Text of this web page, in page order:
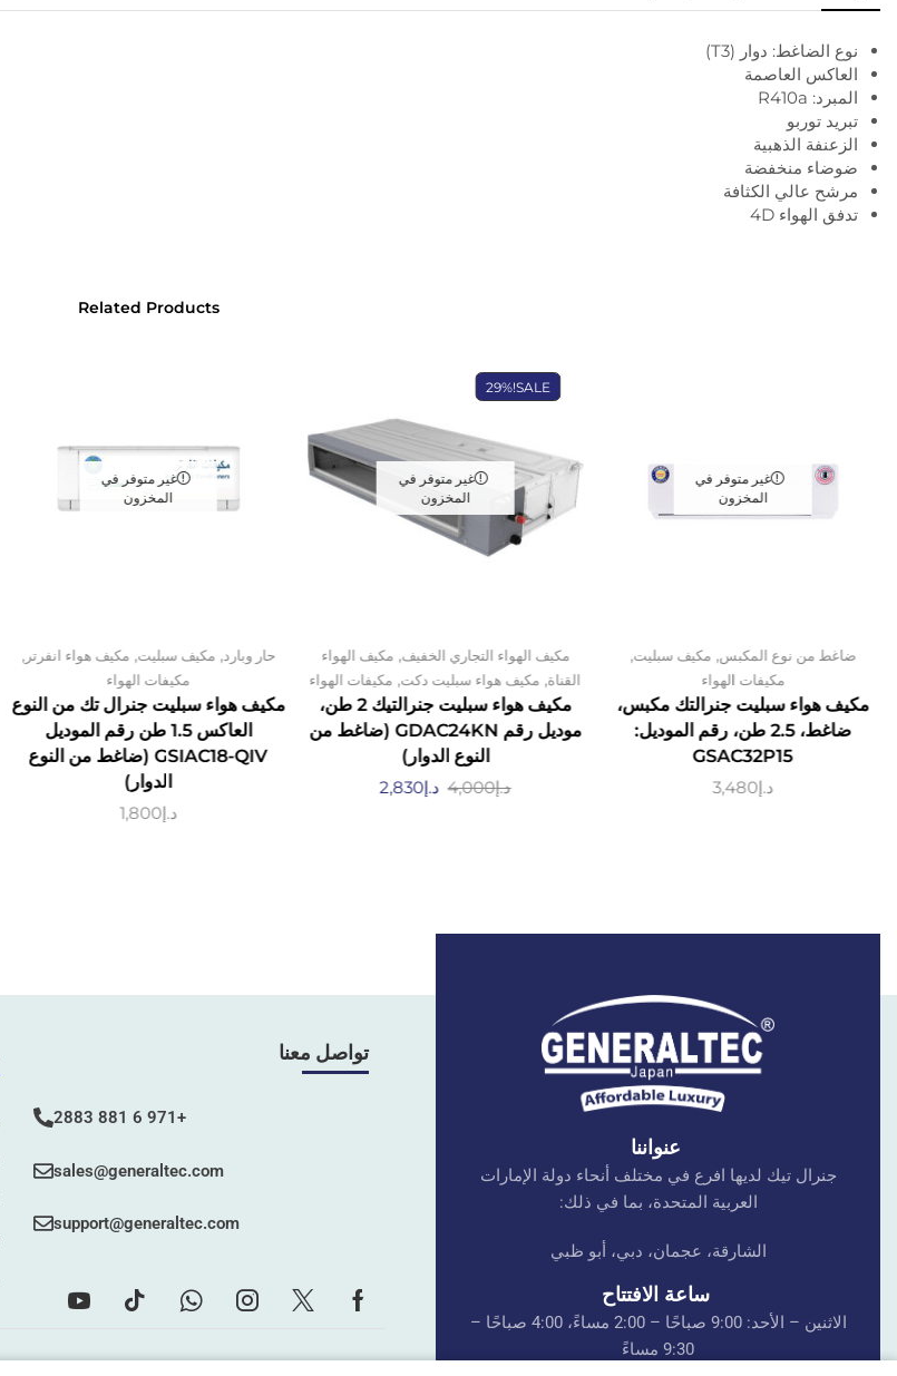
نوع الضاغط: دوار (T3)
العاكس العاصمة
المبرد: R410a
تبريد توربو
الزعنفة الذهبية
ضوضاء منخفضة
مرشح عالي الكثافة
تدفق الهواء 4D
Related Products
غير متوفر في
المخزون
ضاغط من نوع المكبس, مكيف سبليت,
مكيفات الهواء
مكيف هواء سبليت جنرالتك مكبس،
ضاغط، 2.5 طن، رقم الموديل:
GSAC32P15
د.إ3,480
SALE!
29%
غير متوفر في
المخزون
مكيف الهواء التجاري الخفيف, مكيف الهواء
القناة, مكيف هواء سبليت دكت, مكيفات الهواء
مكيف هواء سبليت جنرالتيك 2 طن،
موديل رقم GDAC24KN (ضاغط من
النوع الدوار)
د.إ4,000 د.إ2,830
غير متوفر في
المخزون
حار وبارد, مكيف سبليت, مكيف هواء انفرتر ,
مكيفات الهواء
مكيف هواء سبليت جنرال تك من النوع
العاكس 1.5 طن رقم الموديل
GSIAC18-QIV (ضاغط من النوع
الدوار)
د.إ1,800
عنواننا
جنرال تيك لديها افرع في مختلف أنحاء دولة الإمارات
العربية المتحدة، بما في ذلك:
الشارقة، عجمان، دبي، أبو ظبي
ساعة الافتتاح
الاثنين – الأحد: 9:00 صباحًا – 2:00 مساءً، 4:00 صباحًا –
9:30 مساءً
تواصل معنا
+971 6 881 2883
sales@generaltec.com
support@generaltec.com